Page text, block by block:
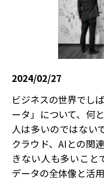
2024/02/27
ビジネスの世界でし
ータ」について、何
人は多いのではない
クラウド、AIとの関
きない人も多いこと
データの全体像と活